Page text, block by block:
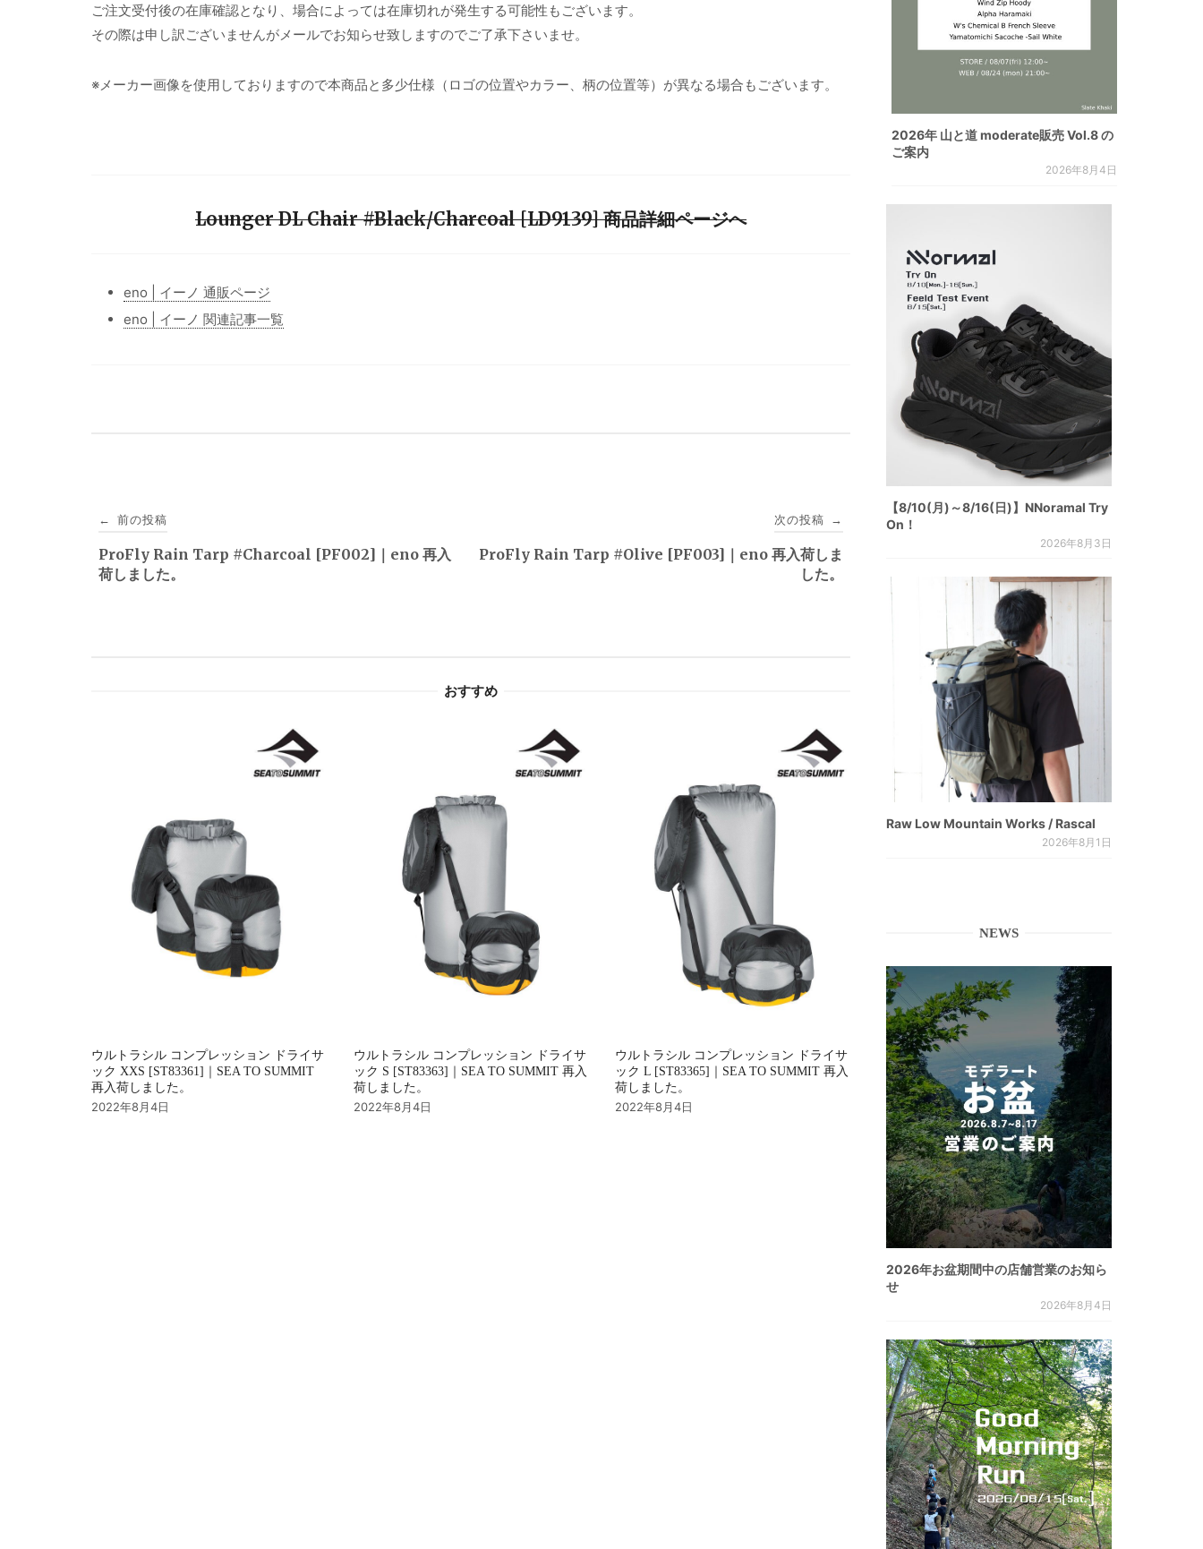
ご注文受付後の在庫確認となり、場合によっては在庫切れが発生する可能性もございます。
その際は申し訳ございませんがメールでお知らせ致しますのでご了承下さいませ。
※メーカー画像を使用しておりますので本商品と多少仕様（ロゴの位置やカラー、柄の位置等）が異なる場合もございます。
Lounger DL Chair #Black/Charcoal [LD9139] 商品詳細ページへ
eno | イーノ 通販ページ
eno | イーノ 関連記事一覧
稿
ナ
← 前の投稿
ProFly Rain Tarp #Charcoal [PF002]｜eno 再入
荷しました。
次の投稿 →
ProFly Rain Tarp #Olive [PF003]｜eno 再入荷しま
した。
おすすめ
ウルトラシル コンプレッション ドライサ
ック XXS [ST83361]｜SEA TO SUMMIT
再入荷しました。
2022年8月4日
ウルトラシル コンプレッション ドライサ
ック S [ST83363]｜SEA TO SUMMIT 再入
荷しました。
2022年8月4日
ウルトラシル コンプレッション ドライサ
ック L [ST83365]｜SEA TO SUMMIT 再入
荷しました。
2022年8月4日
2026年 山と道 moderate販売 Vol.8 の
ご案内
2026年8月4日
【8/10(月)～8/16(日)】NNoramal Try
On！
2026年8月3日
Raw Low Mountain Works / Rascal
2026年8月1日
NEWS
2026年お盆期間中の店舗営業のお知ら
せ
2026年8月4日